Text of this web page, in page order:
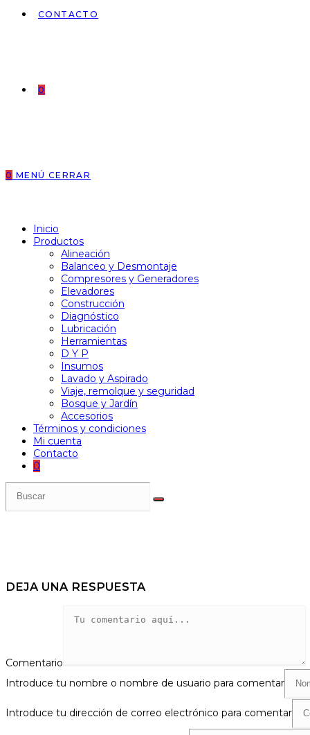
CONTACTO
0
0 MENÚ CERRAR
Inicio
Productos
Alineación
Balanceo y Desmontaje
Compresores y Generadores
Elevadores
Construcción
Diagnóstico
Lubricación
Herramientas
D Y P
Insumos
Lavado y Aspirado
Viaje, remolque y seguridad
Bosque y Jardín
Accesorios
Términos y condiciones
Mi cuenta
Contacto
0
DEJA UNA RESPUESTA
Comentario
Introduce tu nombre o nombre de usuario para comentar
Introduce tu dirección de correo electrónico para comentar